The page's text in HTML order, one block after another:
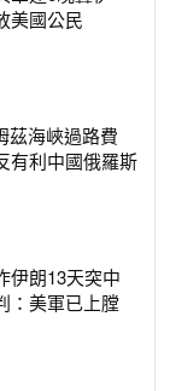
美國公民
茲海峽過路費
有利中國俄羅斯
伊朗13天突中
美軍已上膛